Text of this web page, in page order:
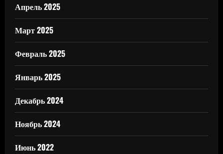
Апрель 2025
Март 2025
Февраль 2025
Январь 2025
Декабрь 2024
Ноябрь 2024
Июнь 2022